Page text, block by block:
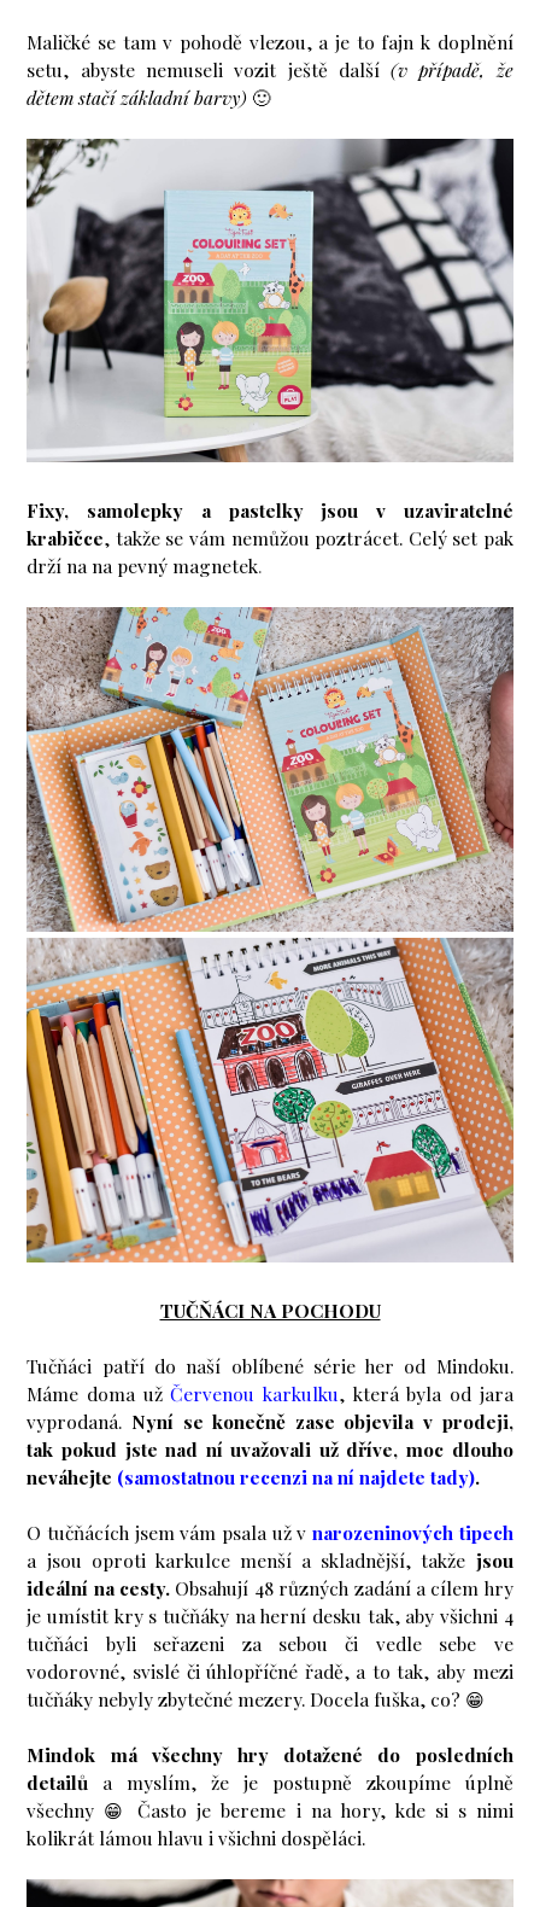
Maličké se tam v pohodě vlezou, a je to fajn k doplnění
setu, abyste nemuseli vozit ještě další(v případě, že
dětem stačí základní barvy) 🙂
Fixy, samolepky a pastelky jsou v uzaviratelné
krabičce, takže se vám nemůžou poztrácet. Celý set pak
drží na na pevný magnetek.
TUČŇÁCI NA POCHODU
Tučňáci patří do naší oblíbené série her od Mindoku.
Máme doma užČervenou karkulku, která byla od jara
vyprodaná. Nyní se konečně zase objevila v prodeji,
tak pokud jste nad ní uvažovali už dříve, moc dlouho
neváhejte (samostatnou recenzi na ní najdete tady).
O tučňácích jsem vám psala už v narozeninových tipech
a jsou oproti karkulce menší a skladnější, takže jsou
ideální na cesty. Obsahují 48 různých zadání a cílem hry
je umístit kry s tučňáky na herní desku tak, aby všichni 4
tučňáci byli seřazeni za sebou či vedle sebe ve
vodorovné, svislé či úhlopříčné řadě, a to tak, aby mezi
tučňáky nebyly zbytečné mezery. Docela fuška, co? 😁
Mindok má všechny hry dotažené do posledních
detailů a myslím, že je postupně zkoupíme úplně
všechny 😁 Často je bereme i na hory, kde si s nimi
kolikrát lámou hlavu i všichni dospěláci.